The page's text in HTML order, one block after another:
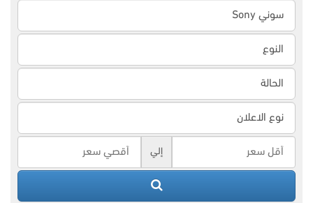
إلي